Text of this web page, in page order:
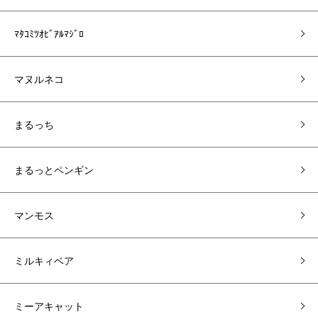
ﾏﾀｺﾐﾂｵﾋﾞｱﾙﾏｼﾞﾛ
マヌルネコ
まるっち
まるっとペンギン
マンモス
ミルキィベア
ミーアキャット